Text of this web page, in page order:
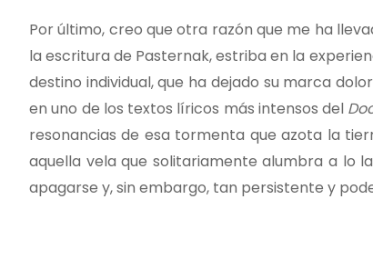
Por último, creo que otra razón que me ha
la escritura de Pasternak, estriba en la
destino individual, que ha dejado su marca
en uno de los textos líricos más intensos del
resonancias de esa tormenta que azota la
aquella vela que solitariamente alumbra a lo
apagarse y, sin embargo, tan persistente y